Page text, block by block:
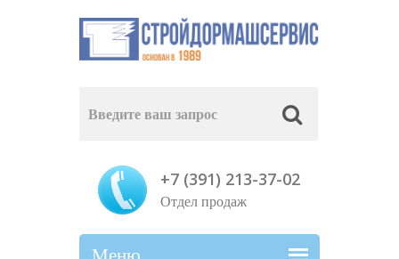
+7 (391) 213-37-02
Отдел продаж